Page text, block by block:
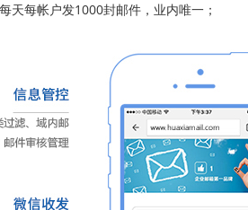
天每帐户发1000封邮件，业内唯一；